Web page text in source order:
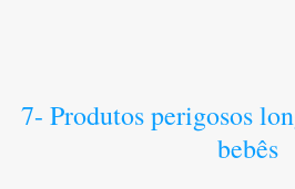
7- Produtos perigosos
bebês